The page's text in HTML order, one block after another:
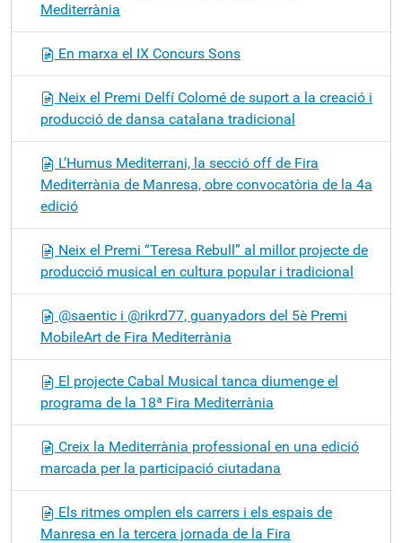
Mediterrània
En marxa el IX Concurs Sons
Neix el Premi Delfí Colomé de suport a la creació i
producció de dansa catalana tradicional
L’Humus Mediterrani, la secció off de Fira
Mediterrània de Manresa, obre convocatòria de la 4a
edició
Neix el Premi “Teresa Rebull” al millor projecte de
producció musical en cultura popular i tradicional
@saentic i @rikrd77, guanyadors del 5è Premi
MobileArt de Fira Mediterrània
El projecte Cabal Musical tanca diumenge el
programa de la 18ª Fira Mediterrània
Creix la Mediterrània professional en una edició
marcada per la participació ciutadana
Els ritmes omplen els carrers i els espais de
Manresa en la tercera jornada de la Fira